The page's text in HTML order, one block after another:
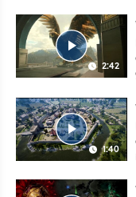
2:42
1:40